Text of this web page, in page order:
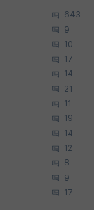
643
9
10
17
14
21
11
19
14
12
8
9
17